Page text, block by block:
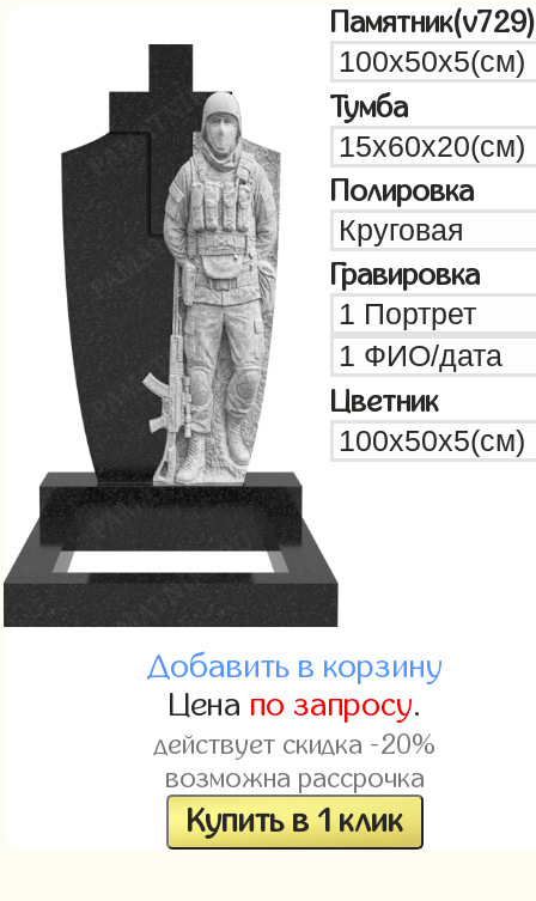
Памятник(v729)
Тумба
Полировка
Гравировка
Цветник
Добавить в корзину
Цена по запросу.
действует скидка -20%
возможна рассрочка
Купить в 1 клик